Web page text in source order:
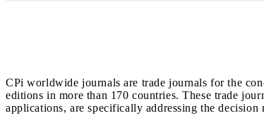
CPi worldwide journals are trade journals for the
editions in more than 170 countries. These trade
applications, are specifically addressing the